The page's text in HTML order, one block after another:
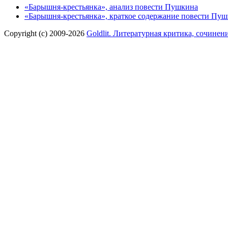
«Барышня-крестьянка», анализ повести Пушкина
«Барышня-крестьянка», краткое содержание повести
Copyright (c) 2009-2026 Goldlit. Литературная критика,